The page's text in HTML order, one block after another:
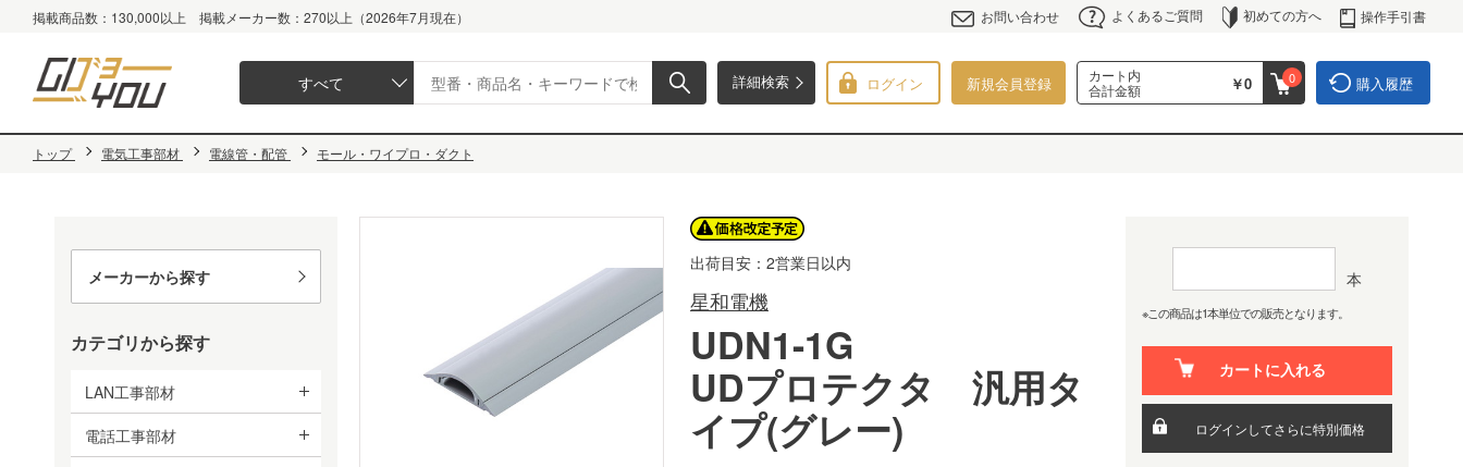
掲載商品数：130,000以上 掲載メーカー数：270以上（2026年7月現在） お問い合わせ よくあるご質問 初めての方へ 操作手引書
詳細検索
すべて ログイン 新規会員登録
カート内
合計金額
￥0 0 購入履歴
トップ 電気工事部材 電線管・配管 モール・ワイプロ・ダクト
出荷目安：2営業日以内
星和電機
UDN1-1G
UDプロテクタ 汎用タ
イプ(グレー)
本
※この商品は1本単位での販売となります。
カートに入れる
ログインしてさらに特別価格
メーカーから探す
カテゴリから探す
LAN工事部材
電話工事部材